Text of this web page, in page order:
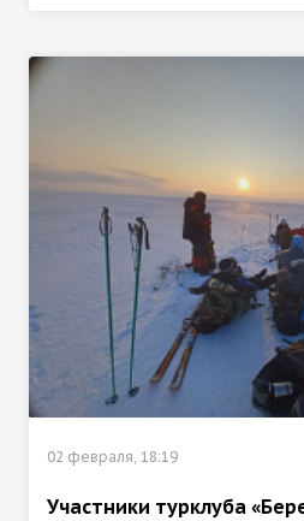
02 февраля, 18:19
Участники турклуба